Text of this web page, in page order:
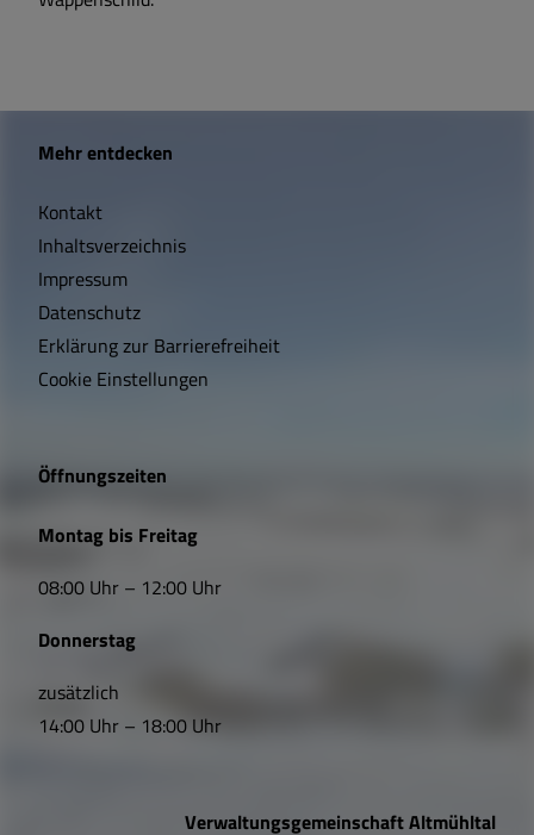
W
c
h
t
i
e
L
n
k
s
Mehr entdecken
Kontakt
Inhaltsverzeichnis
Impressum
Datenschutz
Erklärung zur Barrierefreiheit
Cookie Einstellungen
Öffnungszeiten
Montag bis Freitag
08:00 Uhr – 12:00 Uhr
Donnerstag
zusätzlich
14:00 Uhr – 18:00 Uhr
Verwaltungsgemeinschaft Altmühltal